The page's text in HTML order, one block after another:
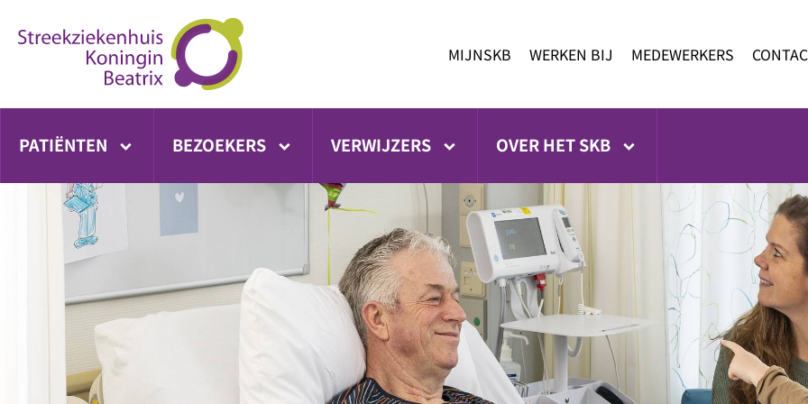
direct
MIJNSKB WERKEN BIJ MEDEWERKERS
PATIËNTEN BEZOEKERS VERWIJZERS OVER HET SKB